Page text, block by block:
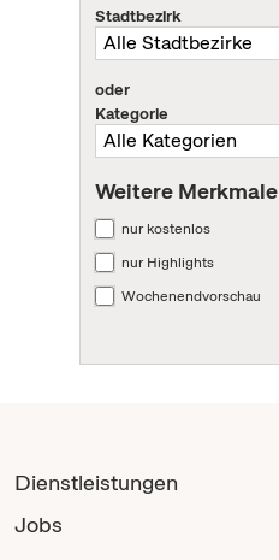
Stadtbezirk
oder
Kategorie
Weitere Merkmale
nur kostenlos
nur Highlights
Wochenendvorschau
Dienstleistungen
Jobs